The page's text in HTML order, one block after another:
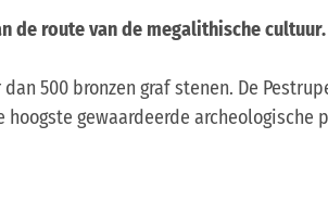
de route van de megalithische cultuur.
500 bronzen graf stenen. De
gewaardeerde archeologische